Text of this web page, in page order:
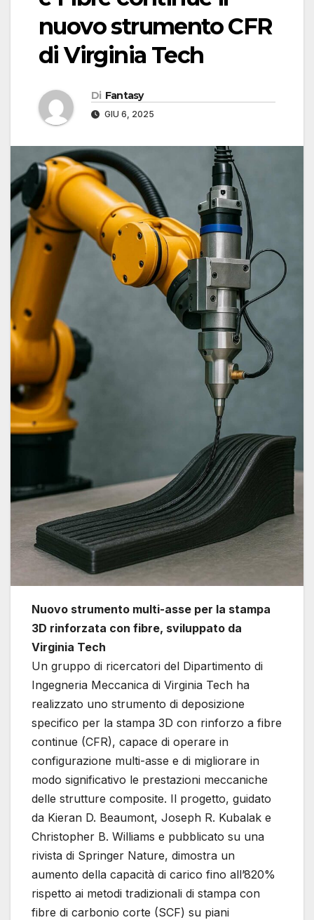
nuovo strumento CFR
di Virginia Tech
Di Fantasy
GIU 6, 2025
Nuovo strumento multi-asse per la stampa
3D rinforzata con fibre, sviluppato da
Virginia Tech
Un gruppo di ricercatori del Dipartimento di
Ingegneria Meccanica di Virginia Tech ha
realizzato uno strumento di deposizione
specifico per la stampa 3D con rinforzo a fibre
continue (CFR), capace di operare in
configurazione multi-asse e di migliorare in
modo significativo le prestazioni meccaniche
delle strutture composite. Il progetto, guidato
da Kieran D. Beaumont, Joseph R. Kubalak e
Christopher B. Williams e pubblicato su una
rivista di Springer Nature, dimostra un
aumento della capacità di carico fino all’820%
rispetto ai metodi tradizionali di stampa con
fibre di carbonio corte (SCF) su piani